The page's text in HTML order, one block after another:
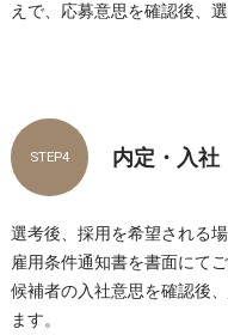
えで、応募意思を確認後、
内定・入社
STEP4
選考後、採用を希望される
雇用条件通知書を書面にてご
候補者の入社意思を確認後
ます。